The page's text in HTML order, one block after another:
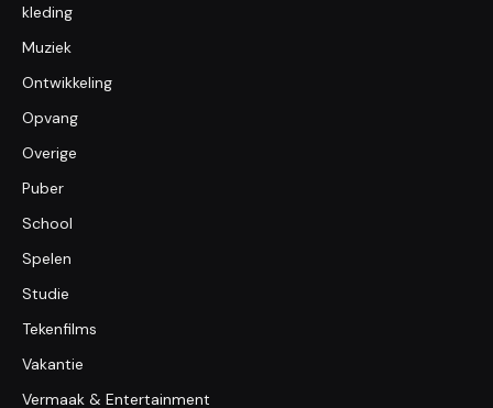
kleding
Muziek
Ontwikkeling
Opvang
Overige
Puber
School
Spelen
Studie
Tekenfilms
Vakantie
Vermaak & Entertainment